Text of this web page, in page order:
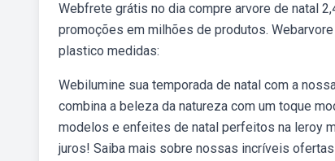
Webfrete grátis no dia compre arvore de natal
promoções em milhões de produtos.
plastico medidas:
Webilumine sua temporada de natal com a
combina a beleza da natureza com um toque
modelos e enfeites de natal perfeitos na leroy
juros! Saiba mais sobre nossas incríveis